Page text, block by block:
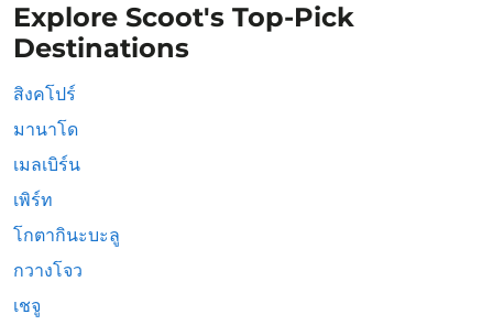
Explore Scoot's Top-Pick
Destinations
สิงคโปร์
มานาโด
เมลเบิร์น
เพิร์ท
โกตากินะบะลู
กวางโจว
เชจู